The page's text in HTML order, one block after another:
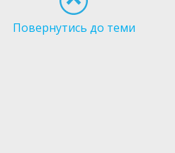
Повернутись до теми